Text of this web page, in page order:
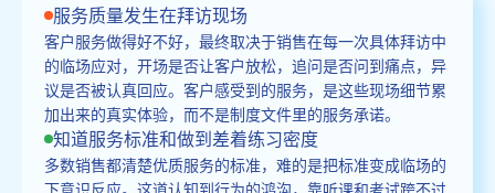
服务质量发生在拜访现场
客户服务做得好不好，最终取决于销售在每一次具体拜访中
的临场应对，开场是否让客户放松，追问是否问到痛点，异
议是否被认真回应。客户感受到的服务，是这些现场细节累
加出来的真实体验，而不是制度文件里的服务承诺。
知道服务标准和做到差着练习密度
多数销售都清楚优质服务的标准，难的是把标准变成临场的
下意识反应。这道认知到行为的鸿沟，靠听课和考试跨不过